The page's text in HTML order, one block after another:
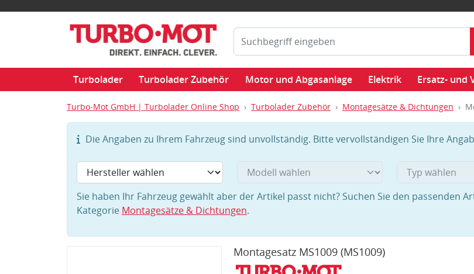
Turbolader Turbolader Zubehör Motor und Abgasanlage Elektrik Ersatz- und
Turbo-Mot GmbH | Turbolader Online Shop Turbolader Zubehör Montagesätze & Dichtungen
Die Angaben zu Ihrem Fahrzeug sind unvollständig. Bitte vervollständigen Sie Ihre
Sie haben Ihr Fahrzeug gewählt aber der Artikel passt nicht? Suchen Sie den passenden
Kategorie Montagesätze & Dichtungen.
Montagesatz MS1009 (MS1009)